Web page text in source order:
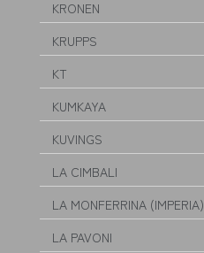
KRONEN
KRUPPS
KT
KUMKAYA
KUVINGS
LA CIMBALI
LA MONFERRINA (IMPERIA)
LA PAVONI